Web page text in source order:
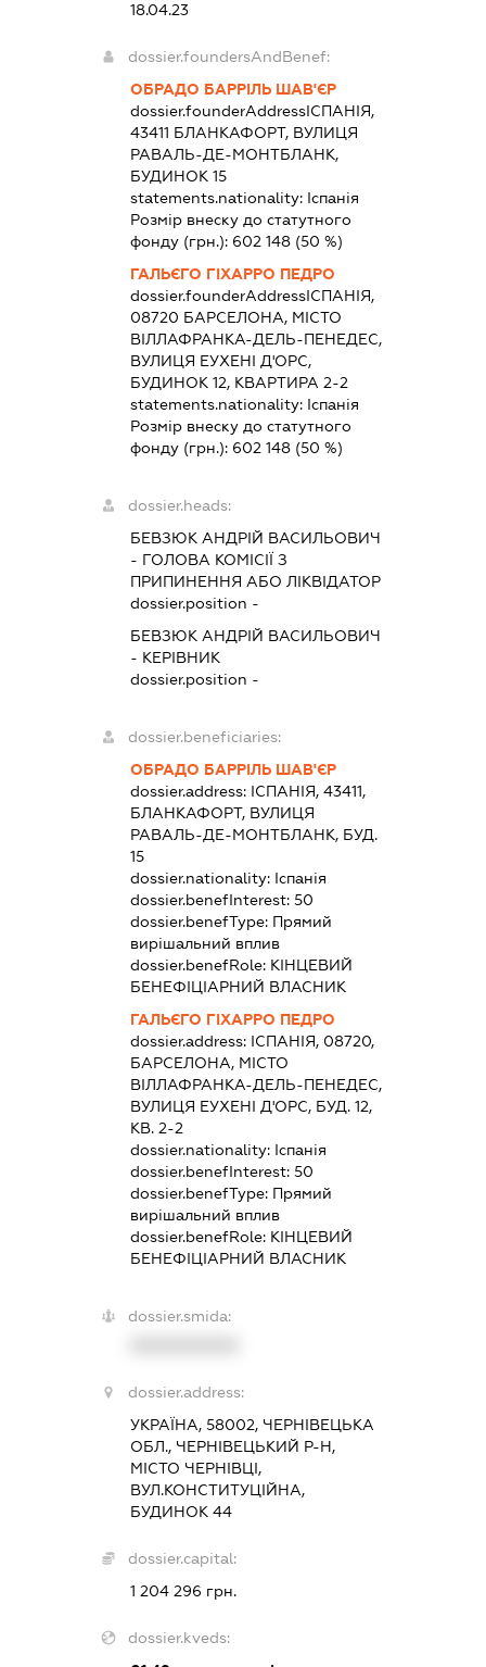
18.04.23
dossier.foundersAndBenef:
ОБРАДО БАРРІЛЬ ШАВ'ЄР
dossier.founderAddressІСПАНІЯ,
43411 БЛАНКАФОРТ, ВУЛИЦЯ
РАВАЛЬ-ДЕ-МОНТБЛАНК,
БУДИНОК 15
statements.nationality: Іспанія
Розмір внеску до статутного
фонду (грн.): 602 148 (50 %)
ГАЛЬЄГО ГІХАРРО ПЕДРО
dossier.founderAddressІСПАНІЯ,
08720 БАРСЕЛОНА, МІСТО
ВІЛЛАФРАНКА-ДЕЛЬ-ПЕНЕДЕС,
ВУЛИЦЯ ЕУХЕНІ Д'ОРС,
БУДИНОК 12, КВАРТИРА 2-2
statements.nationality: Іспанія
Розмір внеску до статутного
фонду (грн.): 602 148 (50 %)
dossier.heads:
БЕВЗЮК АНДРІЙ ВАСИЛЬОВИЧ
- ГОЛОВА КОМІСІЇ З
ПРИПИНЕННЯ АБО ЛІКВІДАТОР
dossier.position -
БЕВЗЮК АНДРІЙ ВАСИЛЬОВИЧ
- КЕРІВНИК
dossier.position -
dossier.beneficiaries:
ОБРАДО БАРРІЛЬ ШАВ'ЄР
dossier.address: ІСПАНІЯ, 43411,
БЛАНКАФОРТ, ВУЛИЦЯ
РАВАЛЬ-ДЕ-МОНТБЛАНК, БУД.
15
dossier.nationality: Іспанія
dossier.benefInterest:50
dossier.benefType: Прямий
вирішальний вплив
dossier.benefRole: КІНЦЕВИЙ
БЕНЕФІЦІАРНИЙ ВЛАСНИК
ГАЛЬЄГО ГІХАРРО ПЕДРО
dossier.address: ІСПАНІЯ, 08720,
БАРСЕЛОНА, МІСТО
ВІЛЛАФРАНКА-ДЕЛЬ-ПЕНЕДЕС,
ВУЛИЦЯ ЕУХЕНІ Д'ОРС, БУД. 12,
КВ. 2-2
dossier.nationality: Іспанія
dossier.benefInterest:50
dossier.benefType: Прямий
вирішальний вплив
dossier.benefRole: КІНЦЕВИЙ
БЕНЕФІЦІАРНИЙ ВЛАСНИК
dossier.smida:
dossier.address:
УКРАЇНА, 58002, ЧЕРНІВЕЦЬКА
ОБЛ., ЧЕРНІВЕЦЬКИЙ Р-Н,
МІСТО ЧЕРНІВЦІ,
ВУЛ.КОНСТИТУЦІЙНА,
БУДИНОК 44
dossier.capital:
1 204 296 грн.
dossier.kveds: